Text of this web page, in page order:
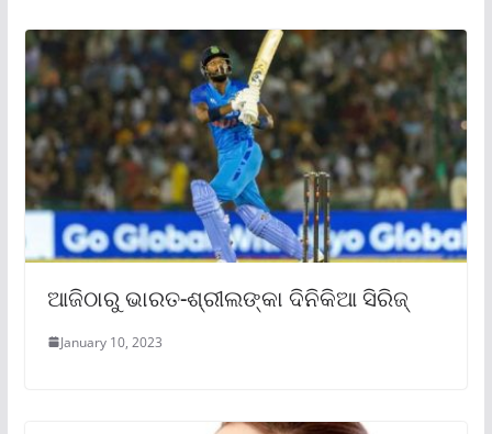
ଆଜିଠାରୁ ଭାରତ-ଶ୍ରୀଲଙ୍କା ଦିନିକିଆ ସିରିଜ୍
January 10, 2023